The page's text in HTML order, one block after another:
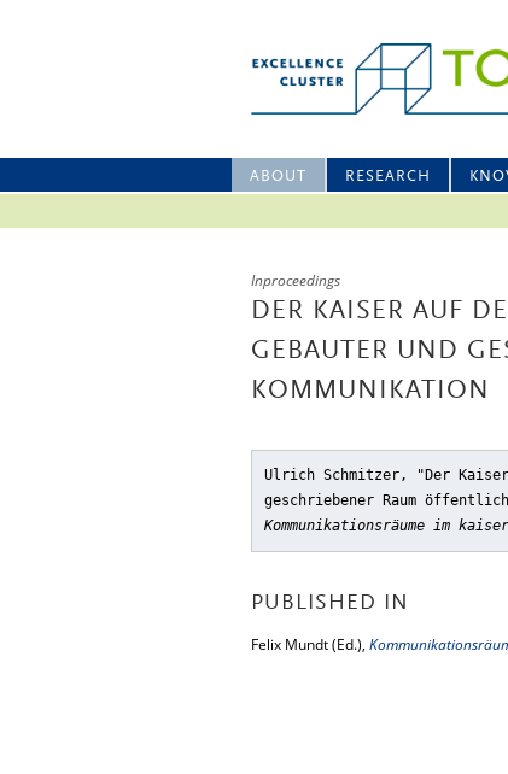
ABOUT RESEARCH
Inproceedings
DER KAISER AUF
GEBAUTER UND
KOMMUNIKATION
Ulrich Schmitzer, "Der Kaiser
geschriebener Raum
Kommunikationsräume im
PUBLISHED IN
Felix Mundt (Ed.),